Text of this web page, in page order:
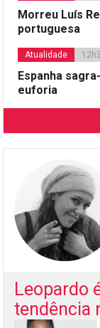
Morreu Luís
portuguesa
Atualidade
Espanha
euforia
Leopardo
tendência